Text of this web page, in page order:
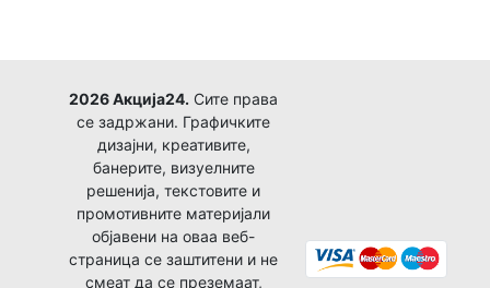
2026 Акција24. Сите права
се задржани. Графичките
дизајни, креативите,
банерите, визуелните
решенија, текстовите и
промотивните материјали
објавени на оваа веб-
страница се заштитени и не
смеат да се преземаат,